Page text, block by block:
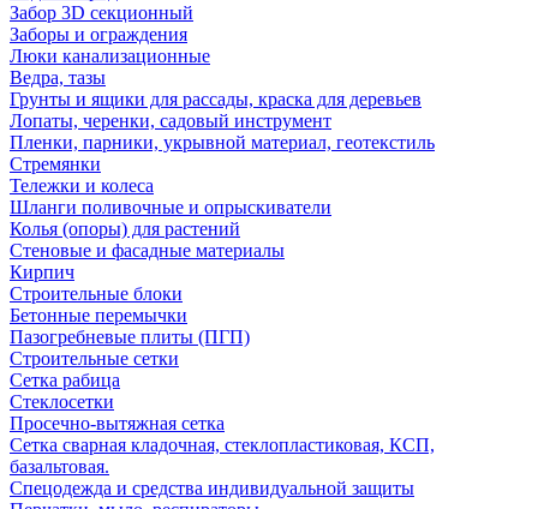
Забор 3D секционный
Заборы и ограждения
Люки канализационные
Ведра, тазы
Грунты и ящики для рассады, краска для деревьев
Лопаты, черенки, садовый инструмент
Пленки, парники, укрывной материал, геотекстиль
Стремянки
Тележки и колеса
Шланги поливочные и опрыскиватели
Колья (опоры) для растений
Стеновые и фасадные материалы
Кирпич
Строительные блоки
Бетонные перемычки
Пазогребневые плиты (ПГП)
Строительные сетки
Сетка рабица
Стеклосетки
Просечно-вытяжная сетка
Сетка сварная кладочная, стеклопластиковая, КСП,
базальтовая.
Спецодежда и средства индивидуальной защиты